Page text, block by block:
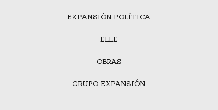
EXPANSIÓN POLÍTICA
ELLE
OBRAS
GRUPO EXPANSIÓN